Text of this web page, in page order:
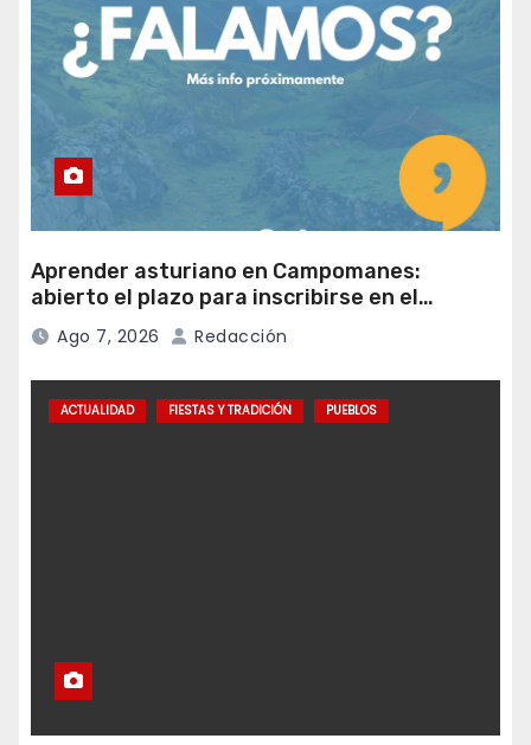
Aprender asturiano en Campomanes:
abierto el plazo para inscribirse en el
programa Falamos
Ago 7, 2026 Redacción
ACTUALIDAD FIESTAS Y TRADICIÓN PUEBLOS